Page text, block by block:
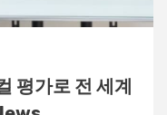
평가로 전 세계